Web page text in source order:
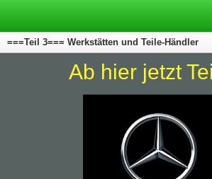
===Teil 3=== Werkstätten und Teile-Händler
jetzt Teil 3 über